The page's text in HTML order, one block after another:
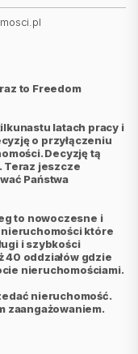
to Freedom
latach pracy i
o przyłączeniu
Decyzję tą
Teraz jeszcze
Państwa
to nowoczesne i
które
i szybkości
40 oddziałów gdzie
nieruchomościami.
nieruchomość.
zaangażowaniem.